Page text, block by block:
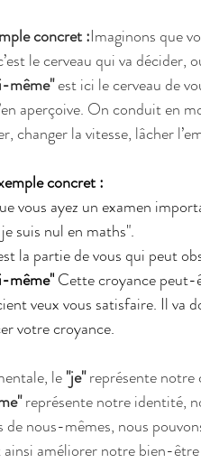
concret :Imaginons que
le cerveau qui va décider,
même" est ici le cerveau de
aperçoive. On conduit en
changer la vitesse, lâcher
concret :
vous ayez un examen
suis nul en maths".
la partie de vous qui peut
même" Cette croyance peut-
veux vous satisfaire. Il va
votre croyance.
le "je" représente notre
représente notre identité,
de nous-mêmes, nous
améliorer notre bien-